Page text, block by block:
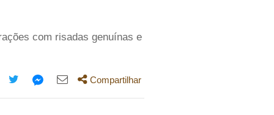
com risadas genuínas e
Compartilhe
Compartilhe
Compartilhe
Compartilhar